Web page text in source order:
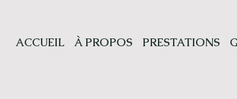
ACCUEIL À PROPOS PRESTATIONS